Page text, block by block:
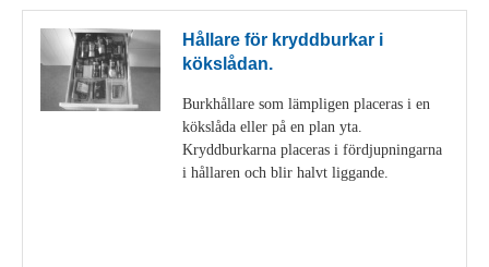
Hållare för kryddburkar i
kökslådan.
Burkhållare som lämpligen placeras i en
kökslåda eller på en plan yta.
Kryddburkarna placeras i fördjupningarna
i hållaren och blir halvt liggande.